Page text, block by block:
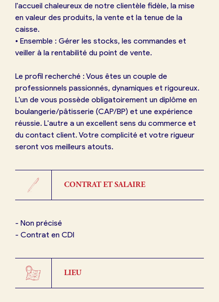
l'accueil chaleureux de notre clientèle fidèle, la mise
en valeur des produits, la vente et la tenue de la
caisse.
• Ensemble : Gérer les stocks, les commandes et
veiller à la rentabilité du point de vente.
Le profil recherché : Vous êtes un couple de
professionnels passionnés, dynamiques et rigoureux.
L'un de vous possède obligatoirement un diplôme en
boulangerie/pâtisserie (CAP/BP) et une expérience
réussie. L'autre a un excellent sens du commerce et
du contact client. Votre complicité et votre rigueur
CONTRAT ET SALAIRE
-Non précisé
- Contrat en CDI
LIEU